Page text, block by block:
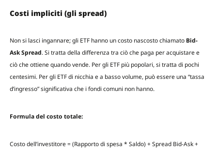
Costi impliciti (gli spread)
Non si lasci ingannare; gli ETF hanno un costo nascosto chiamato Bid-
Ask Spread. Si tratta della differenza tra ciò che paga per acquistare e
ciò che ottiene quando vende. Per gli ETF più popolari, si tratta di pochi
centesimi. Per gli ETF di nicchia e a basso volume, può essere una “tassa
d’ingresso” significativa che i fondi comuni non hanno.
Formula del costo totale:
Costo dell’investitore = (Rapporto di spesa * Saldo) + Spread Bid-Ask +